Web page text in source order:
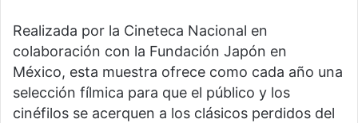
Realizada por la Cineteca Nacional en
colaboración con la Fundación Japón en
México, esta muestra ofrece como cada año una
selección fílmica para que el público y los
cinéfilos se acerquen a los clásicos perdidos del